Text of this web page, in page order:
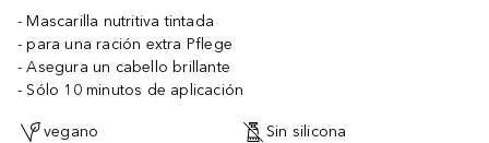
Mascarilla nutritiva tintada
para una ración extra Pflege
Asegura un cabello brillante
Sólo 10 minutos de aplicación
vegano Sin silicona